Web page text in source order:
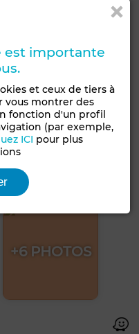
+6 PHOTOS
est importante
et ceux de tiers à
vous montrer des
fonction d'un profil
(par exemple,
ICI pour plus